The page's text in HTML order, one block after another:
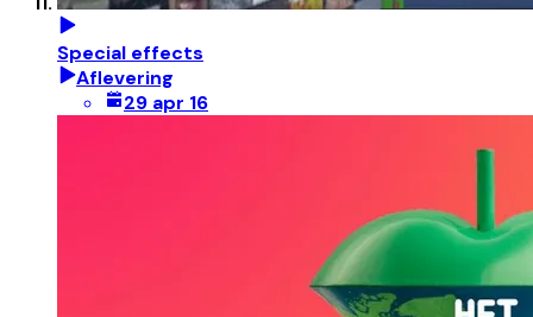
Special effects
Aflevering
29 apr 16